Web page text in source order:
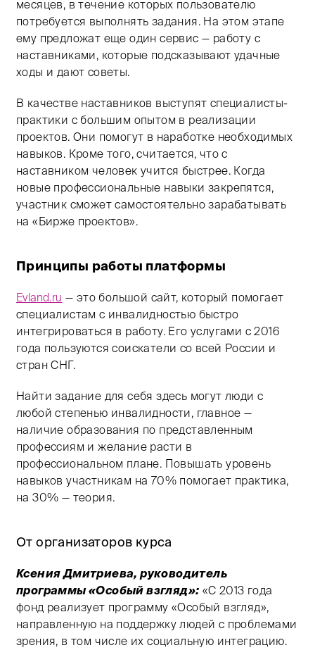
месяцев, в течение которых пользователю
потребуется выполнять задания. На этом этапе
ему предложат еще один сервис — работу с
наставниками, которые подсказывают удачные
ходы и дают советы.
В качестве наставников выступят специалисты-
практики с большим опытом в реализации
проектов. Они помогут в наработке необходимых
навыков. Кроме того, считается, что с
наставником человек учится быстрее. Когда
новые профессиональные навыки закрепятся,
участник сможет самостоятельно зарабатывать
на «Бирже проектов».
Принципы работы платформы
Evland.ru — это большой сайт, который помогает
специалистам с инвалидностью быстро
интегрироваться в работу. Его услугами с 2016
года пользуются соискатели со всей России и
стран СНГ.
Найти задание для себя здесь могут люди с
любой степенью инвалидности, главное —
наличие образования по представленным
профессиям и желание расти в
профессиональном плане. Повышать уровень
навыков участникам на 70% помогает практика,
на 30% — теория.
От организаторов курса
Ксения Дмитриева, руководитель
программы «Особый взгляд»: «С 2013 года
фонд реализует программу «Особый взгляд»,
направленную на поддержку людей с проблемами
зрения, в том числе их социальную интеграцию.